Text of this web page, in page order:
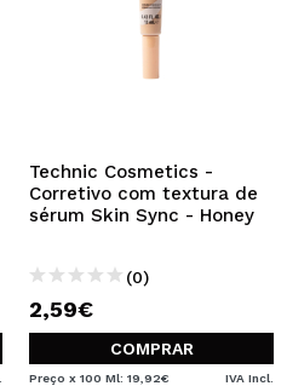
Technic Cosmetics -
Corretivo com textura de
sérum Skin Sync - Honey
(0)
2,59€
COMPRAR
Preço x 100 Ml: 19,92€ IVA Incl.